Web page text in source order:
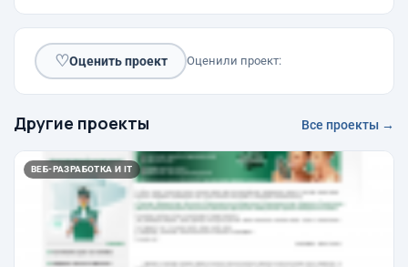
♡Оценить проект Оценили проект:
Другие проекты Все проекты →
ВЕБ-РАЗРАБОТКА И IT